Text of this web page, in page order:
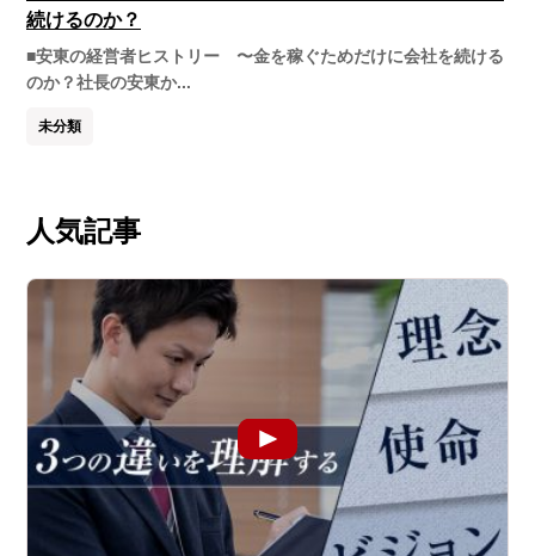
続けるのか？
■安東の経営者ヒストリー 〜金を稼ぐためだけに会社を続ける
のか？社長の安東か...
未分類
人気記事